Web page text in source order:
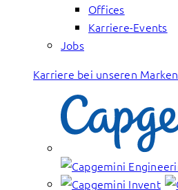
Offices
Karriere-Events
Jobs
Karriere bei unseren Marken